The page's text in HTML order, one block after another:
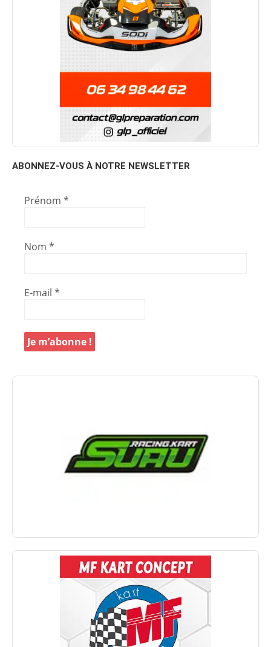
ABONNEZ-VOUS À NOTRE NEWSLETTER
Prénom *
Nom *
E-mail *